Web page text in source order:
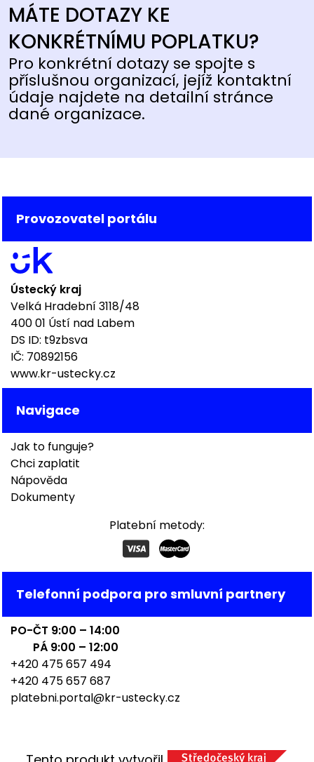
MÁTE DOTAZY KE
KONKRÉTNÍMU POPLATKU?
Pro konkrétní dotazy se spojte s
příslušnou organizací, jejíž kontaktní
údaje najdete na detailní stránce
dané organizace.
Provozovatel portálu
Ústecký kraj
Velká Hradební 3118/48
400 01 Ústí nad Labem
DS ID: t9zbsva
IČ: 70892156
www.kr-ustecky.cz
Navigace
Jak to funguje?
Chci zaplatit
Nápověda
Dokumenty
Platební metody:
Telefonní podpora pro smluvní partnery
PO-ČT 9:00 – 14:00
PÁ 9:00 – 12:00
+420 475 657 494
+420 475 657 687
platebni.portal@kr-ustecky.cz